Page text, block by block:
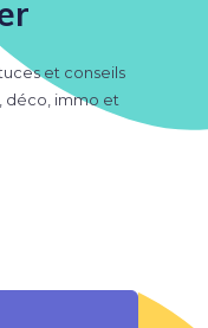
et conseils
déco, immo et